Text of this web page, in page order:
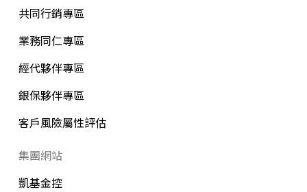
共同行銷專區
業務同仁專區
經代夥伴專區
銀保夥伴專區
客戶風險屬性評估
集團網站
凱基金控